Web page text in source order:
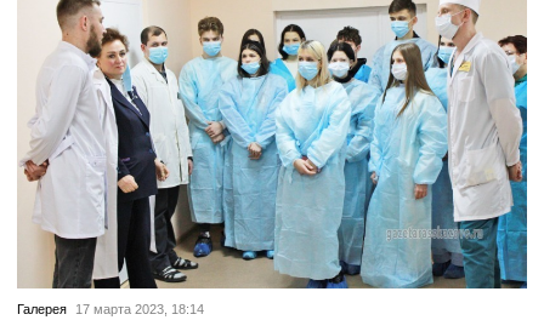
Галерея 17 марта 2023, 18:14